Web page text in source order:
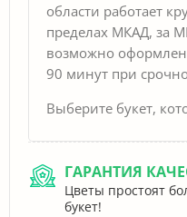
области работает
пределах МКАД, за
возможно
90 минут при
Выберите букет,
ГАРАНТИЯ
Цветы простоят
букет!